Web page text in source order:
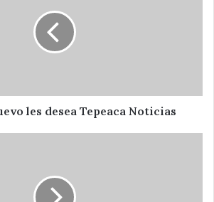
les desea Tepeaca Noticias